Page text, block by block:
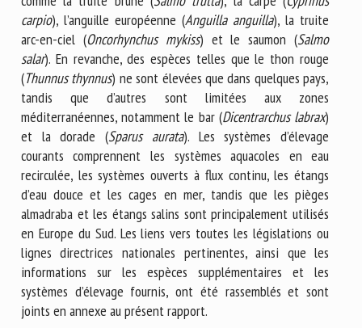
carpio), l’anguille européenne (Anguilla anguilla), la truite
arc-en-ciel (Oncorhynchus mykiss) et le saumon (Salmo
salar). En revanche, des espèces telles que le thon rouge
(Thunnus thynnus) ne sont élevées que dans quelques pays,
tandis que d’autres sont limitées aux zones
méditerranéennes, notamment le bar (Dicentrarchus labrax)
et la dorade (Sparus aurata). Les systèmes d’élevage
courants comprennent les systèmes aquacoles en eau
recirculée, les systèmes ouverts à flux continu, les étangs
d’eau douce et les cages en mer, tandis que les pièges
almadraba et les étangs salins sont principalement utilisés
en Europe du Sud. Les liens vers toutes les législations ou
lignes directrices nationales pertinentes, ainsi que les
informations sur les espèces supplémentaires et les
systèmes d’élevage fournis, ont été rassemblés et sont
joints en annexe au présent rapport.